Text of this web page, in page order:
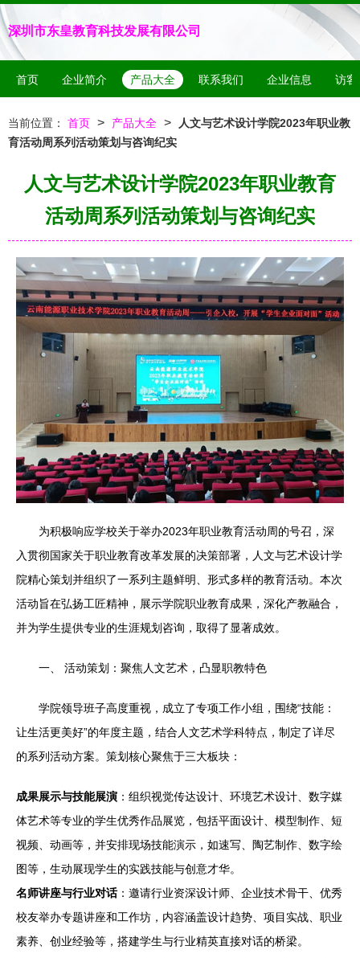
深圳市东皇教育科技发展有限公司
首页 企业简介 产品大全 联系我们 企业信息 访客
当前位置： 首页 > 产品大全 >
人文与艺术设计学院2023年职业教
育活动周系列活动策划与咨询纪实
人文与艺术设计学院2023年职业教育
活动周系列活动策划与咨询纪实
为积极响应学校关于举办2023年职业教育活动周的号召，深
入贯彻国家关于职业教育改革发展的决策部署，人文与艺术设计学
院精心策划并组织了一系列主题鲜明、形式多样的教育活动。本次
活动旨在弘扬工匠精神，展示学院职业教育成果，深化产教融合，
并为学生提供专业的生涯规划咨询，取得了显著成效。
一、 活动策划：聚焦人文艺术，凸显职教特色
学院领导班子高度重视，成立了专项工作小组，围绕“技能：
让生活更美好”的年度主题，结合人文艺术学科特点，制定了详尽
的系列活动方案。策划核心聚焦于三大板块：
成果展示与技能展演 ：组织视觉传达设计、环境艺术设计、数字媒
体艺术等专业的学生优秀作品展览，包括平面设计、模型制作、短
视频、动画等，并安排现场技能演示，如速写、陶艺制作、数字绘
图等，生动展现学生的实践技能与创意才华。
名师讲座与行业对话：邀请行业资深设计师、企业技术骨干、优秀
校友举办专题讲座和工作坊，内容涵盖设计趋势、项目实战、职业
素养、创业经验等，搭建学生与行业精英直接对话的桥梁。